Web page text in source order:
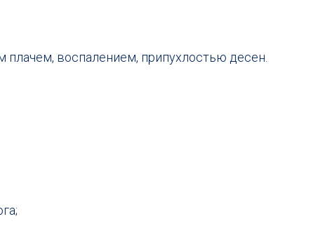
воспалением, припухлостью десен.